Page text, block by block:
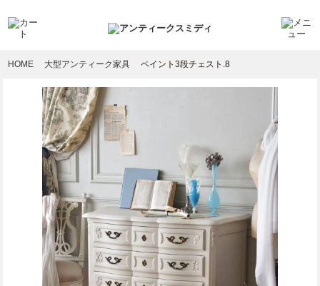
HOME 大型アンティーク家具 ペイント3段チェスト.8